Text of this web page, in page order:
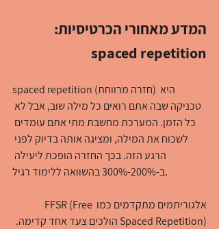
המדע מאחורי הכרטיסיות:
spaced repetition
spaced repetition (חזרה מרווחת) היא
טכניקה שבה אתם רואים כל מילה שוב, אבל לא
כל הזמן. המערכת מחשבת מתי אתם עומדים
לשכוח את המילה, ומציגה אותה בדיוק לפני
הרגע הזה. בכך החזרה הופכת ליעילה
ב-200%-300% בהשוואה ללימוד רגיל.
אלגוריתמים מתקדמים כמו FFSR (Free
Spaced Repetition) הולכים צעד אחד קדימה.